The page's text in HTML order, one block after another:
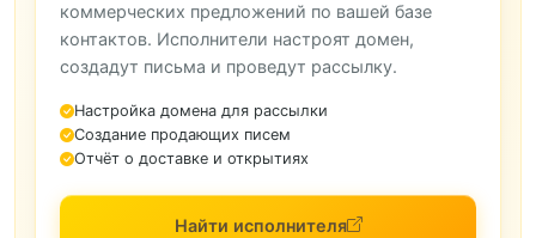
коммерческих предложений по вашей базе
контактов. Исполнители настроят домен,
создадут письма и проведут рассылку.
Настройка домена для рассылки
Создание продающих писем
Отчёт о доставке и открытиях
Найти исполнителя